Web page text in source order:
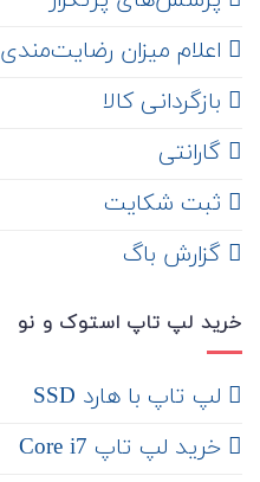
اعلام میزان رضایت‌مندی
‌ بازگردانی کالا
گارانتی
ثبت شکایت
‌ گزارش باگ
خرید لپ تاپ استوک و نو
لپ تاپ با هارد SSD
خرید لپ تاپ Core i7